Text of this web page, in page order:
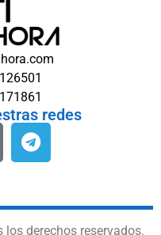
redes
derechos reservados.